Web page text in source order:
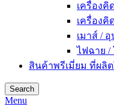
เครื่องคิ
เครื่องคิ
เมาส์ /
ไฟฉาย /
สินค้าพรีเมี่ยม ที่ผลิ
Search
Menu